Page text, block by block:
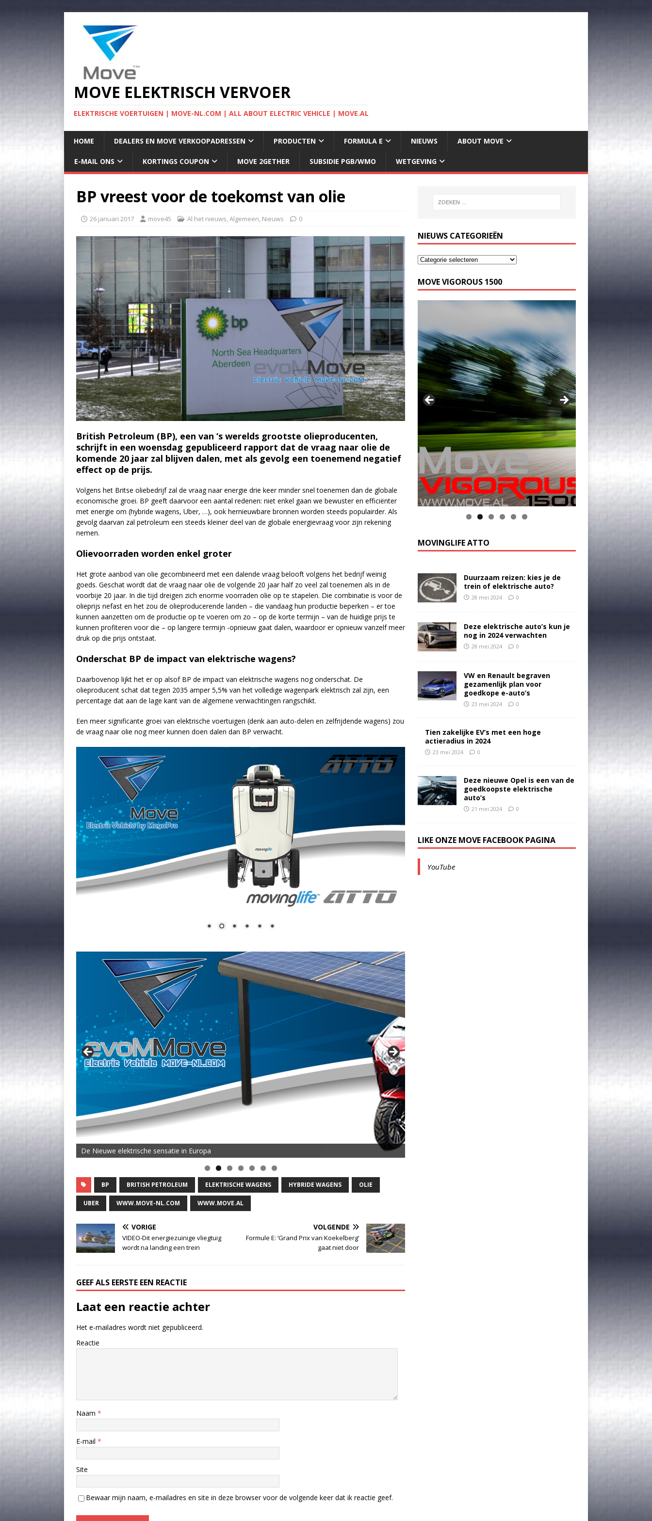
MOVE ELEKTRISCH VERVOER
ELEKTRISCHE VOERTUIGEN | MOVE-NL.COM | ALL ABOUT ELECTRIC VEHICLE | MOVE.AL
HOME DEALERS EN MOVE VERKOOPADRESSEN PRODUCTEN FORMULA E NIEUWS ABOUT MOVE
E-MAIL ONS KORTINGS COUPON MOVE 2GETHER SUBSIDIE PGB/WMO WETGEVING
BP vreest voor de toekomst van olie
26 januari 2017 move45 Al het nieuws,Algemeen, Nieuws 0
British Petroleum (BP), een van ‘s werelds grootste olieproducenten,
schrijft in een woensdag gepubliceerd rapport dat de vraag naar olie de
komende 20 jaar zal blijven dalen, met als gevolg een toenemend negatief
effect op de prijs.
Volgens het Britse oliebedrijf zal de vraag naar energie drie keer minder snel toenemen dan de globale
economische groei. BP geeft daarvoor een aantal redenen: niet enkel gaan we bewuster en efficiënter
met energie om (hybride wagens, Uber, …), ook hernieuwbare bronnen worden steeds populairder. Als
gevolg daarvan zal petroleum een steeds kleiner deel van de globale energievraag voor zijn rekening
nemen.
Olievoorraden worden enkel groter
Het grote aanbod van olie gecombineerd met een dalende vraag belooft volgens het bedrijf weinig
goeds. Geschat wordt dat de vraag naar olie de volgende 20 jaar half zo veel zal toenemen als in de
voorbije 20 jaar. In die tijd dreigen zich enorme voorraden olie op te stapelen. Die combinatie is voor de
olieprijs nefast en het zou de olieproducerende landen – die vandaag hun productie beperken – er toe
kunnen aanzetten om de productie op te voeren om zo – op de korte termijn – van de huidige prijs te
kunnen profiteren voor die – op langere termijn -opnieuw gaat dalen, waardoor er opnieuw vanzelf meer
druk op die prijs ontstaat.
Onderschat BP de impact van elektrische wagens?
Daarbovenop lijkt het er op alsof BP de impact van elektrische wagens nog onderschat. De
olieproducent schat dat tegen 2035 amper 5,5% van het volledige wagenpark elektrisch zal zijn, een
percentage dat aan de lage kant van de algemene verwachtingen rangschikt.
Een meer significante groei van elektrische voertuigen (denk aan auto-delen en zelfrijdende wagens) zou
de vraag naar olie nog meer kunnen doen dalen dan BP verwacht.
De Nieuwe elektrische sensatie in Europa
BP BRITISH PETROLEUM ELEKTRISCHE WAGENS HYBRIDE WAGENS OLIE
UBER WWW.MOVE-NL.COM WWW.MOVE.AL
VORIGE
VIDEO-Dit energiezuinige vliegtuig
wordt na landing een trein
VOLGENDE
Formule E: ‘Grand Prix van Koekelberg’
gaat niet door
GEEF ALS EERSTE EEN REACTIE
Laat een reactie achter
Het e-mailadres wordt niet gepubliceerd.
Reactie
Naam *
E-mail *
Site
Bewaar mijn naam, e-mailadres en site in deze browser voor de volgende keer dat ik reactie geef.
NIEUWS CATEGORIEËN
MOVE VIGOROUS 1500
MOVINGLIFE ATTO
Duurzaam reizen: kies je de
trein of elektrische auto?
28 mei 2024 0
Deze elektrische auto’s kun je
nog in 2024 verwachten
28 mei 2024 0
VW en Renault begraven
gezamenlijk plan voor
goedkope e-auto’s
23 mei 2024 0
Tien zakelijke EV’s met een hoge
actieradius in 2024
23 mei 2024 0
Deze nieuwe Opel is een van de
goedkoopste elektrische
auto’s
21 mei 2024 0
LIKE ONZE MOVE FACEBOOK PAGINA
YouTube